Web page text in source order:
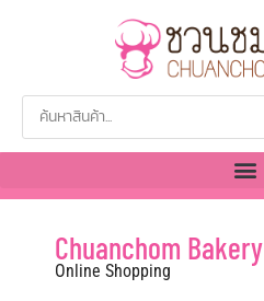
Chuanchom Bakery
Online Shopping